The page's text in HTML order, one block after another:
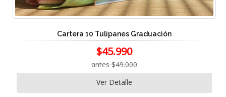
Cartera 10 Tulipanes Graduación
$45.990
antes $49.000
Ver Detalle